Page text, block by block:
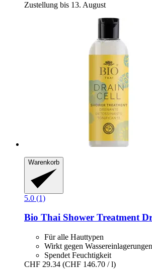
Zustellung bis 13. August
Warenkorb
5.0 (1)
Bio Thai Shower Treatment
Für alle Hauttypen
Wirkt gegen Wassereinlagerungen
Spendet Feuchtigkeit
CHF 29.34 (CHF 146.70 / l)